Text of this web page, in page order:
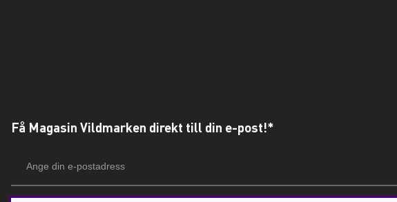
Få Magasin Vildmarken direkt till din e-post!*
postadress